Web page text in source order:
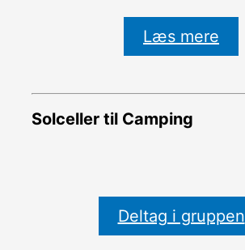
Læs mere
Solceller til Camping
Deltag i gruppen